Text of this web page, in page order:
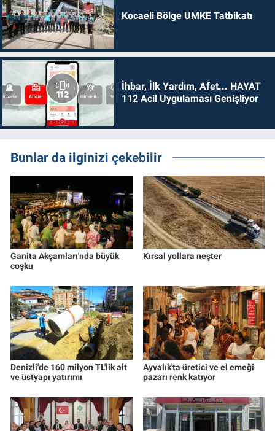
Kocaeli Bölge UMKE Tatbikatı
İhbar, İlk Yardım, Afet... HAYAT
112 Acil Uygulaması Genişliyor
Bunlar da ilginizi çekebilir
Ganita Akşamları'nda büyük
coşku
Kırsal yollara neşter
Denizli'de 160 milyon TL'lik alt
ve üstyapı yatırımı
Ayvalık'ta üretici ve el emeği
pazarı renk katıyor